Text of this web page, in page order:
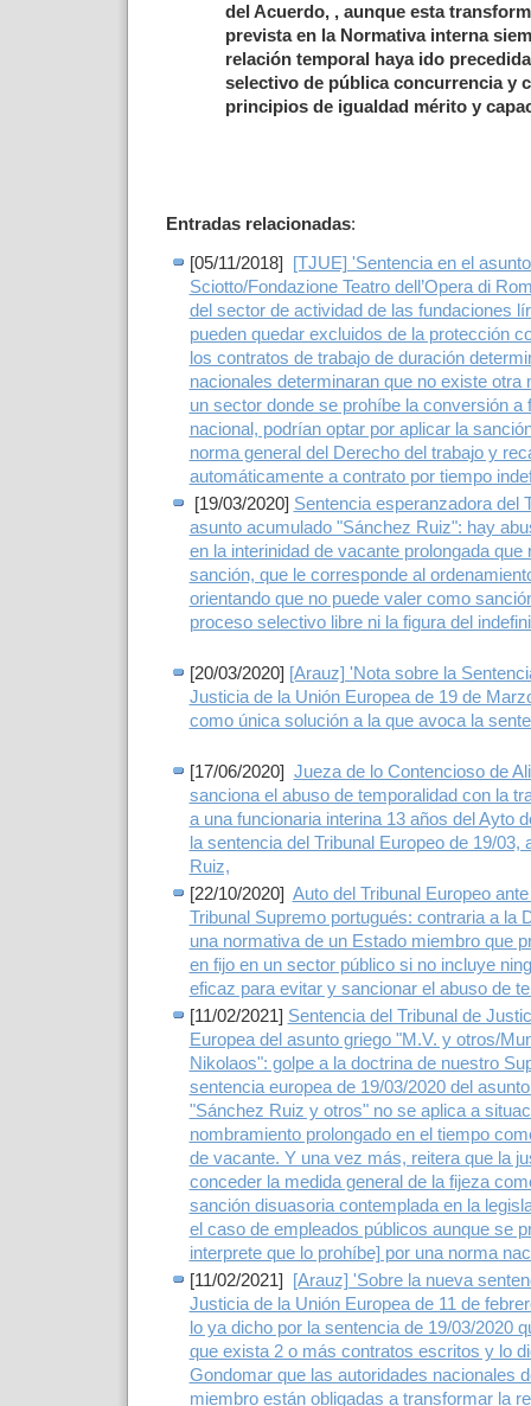
del Acuerdo, , aunque esta
prevista en la Normativa interna
relación temporal haya ido
selectivo de pública concurrencia y
principios de igualdad mérito y
Entradas relacionadas:
[05/11/2018]
[TJUE] 'Sentencia en el
Sciotto/Fondazione Teatro dell’Opera di
del sector de actividad de las fundaciones
pueden quedar excluidos de la protección
los contratos de trabajo de duración
nacionales determinaran que no existe otra
un sector donde se prohíbe la conversión a
nacional, podrían optar por aplicar la
norma general del Derecho del trabajo y
automáticamente a contrato por tiempo
[19/03/2020] Sentencia esperanzadora del
asunto acumulado "Sánchez Ruiz": hay
en la interinidad de vacante prolongada que
sanción, que le corresponde al
orientando que no puede valer como
proceso selectivo libre ni la figura del
[20/03/2020] [Arauz] 'Nota sobre la
Justicia de la Unión Europea de 19 de
como única solución a la que avoca la
[17/06/2020] Jueza de lo Contencioso de
sanciona el abuso de temporalidad con la
a una funcionaria interina 13 años del Ayto
la sentencia del Tribunal Europeo de 19/03,
Ruiz,
[22/10/2020] Auto del Tribunal Europeo
Tribunal Supremo portugués: contraria a la
una normativa de un Estado miembro que
en fijo en un sector público si no incluye
eficaz para evitar y sancionar el abuso de
[11/02/2021] Sentencia del Tribunal de
Europea del asunto griego "M.V. y otros/
Nikolaos": golpe a la doctrina de nuestro
sentencia europea de 19/03/2020 del
"Sánchez Ruiz y otros" no se aplica a
nombramiento prolongado en el tiempo
de vacante. Y una vez más, reitera que la
conceder la medida general de la fijeza
sanción disuasoria contemplada en la
el caso de empleados públicos aunque se
interprete que lo prohíbe] por una norma
[11/02/2021]
[Arauz] 'Sobre la nueva
Justicia de la Unión Europea de 11 de
lo ya dicho por la sentencia de 19/03/2020
que exista 2 o más contratos escritos y lo
Gondomar que las autoridades nacionales
miembro están obligadas a transformar la